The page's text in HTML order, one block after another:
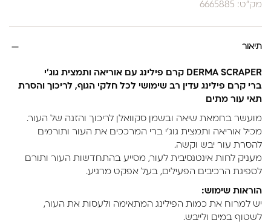
מק"ט: 6665885
תיאור
DERMA SCRAPER קרם פילינג עם אוריאה ותמצית גוג'י
ברי קרם פילינג עדין רב שימושי לכל חלקי הגוף, לריכוך והסרת
תאי עור מתים
מועשר בחמאת שיאה ובשמן סקוואלן לריכוך והזנה של העור.
מכיל אוריאה ותמצית גוג'י ברי המרככים את העור ותורמים
להסרת עור יבש וקשה.
מעניק לחות אינטנסיבית לעור, מסייע בהתחדשות העור ותורם
לספיגת הרכיבים הפעילים, בעל אפקט מרגיע.
הוראות שימוש:
יש למרוח את כמות הפילינג המתאימה ולעסות את העור,
לשטוף במים ולייבש.